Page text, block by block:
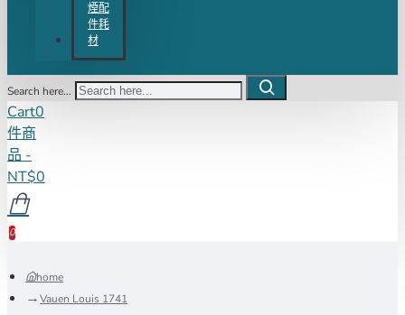
煙配
件耗
材
Search here...
Cart0
件商
品 -
NT$0
0
home
Vauen Louis 1741